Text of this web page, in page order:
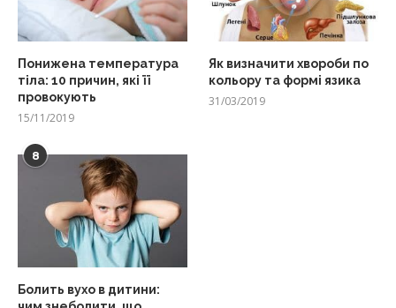
Понижена температура
тіла: 10 причин, які її
провокують
15/11/2019
Як визначити хвороби по
кольору та формі язика
31/03/2019
8
Болить вухо в дитини: